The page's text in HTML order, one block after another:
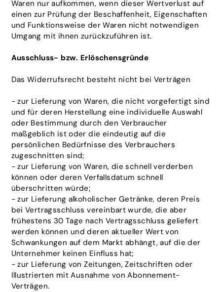
Waren nur aufkommen, wenn dieser Wertverlust auf
einen zur Prüfung der Beschaffenheit, Eigenschaften
und Funktionsweise der Waren nicht notwendigen
Umgang mit ihnen zurückzuführen ist.
Ausschluss- bzw. Erlöschensgründe
Das Widerrufsrecht besteht nicht bei Verträgen
- zur Lieferung von Waren, die nicht vorgefertigt sind
und für deren Herstellung eine individuelle Auswahl
oder Bestimmung durch den Verbraucher
maßgeblich ist oder die eindeutig auf die
persönlichen Bedürfnisse des Verbrauchers
zugeschnitten sind;
- zur Lieferung von Waren, die schnell verderben
können oder deren Verfallsdatum schnell
überschritten würde;
- zur Lieferung alkoholischer Getränke, deren Preis
bei Vertragsschluss vereinbart wurde, die aber
frühestens 30 Tage nach Vertragsschluss geliefert
werden können und deren aktueller Wert von
Schwankungen auf dem Markt abhängt, auf die der
Unternehmer keinen Einfluss hat;
- zur Lieferung von Zeitungen, Zeitschriften oder
Illustrierten mit Ausnahme von Abonnement-
Verträgen.